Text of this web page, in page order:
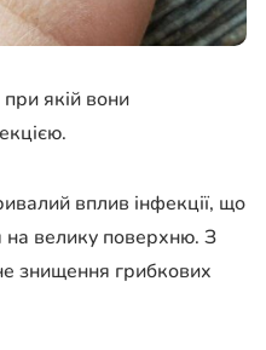
при якій вони
вплив інфекції, що
на велику поверхню. З
знищення грибкових